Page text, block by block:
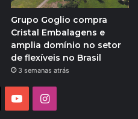
Grupo Goglio compra
Cristal Embalagens e
amplia domínio no setor
de flexíveis no Brasil
3 semanas atrás
YouTubeInstagram